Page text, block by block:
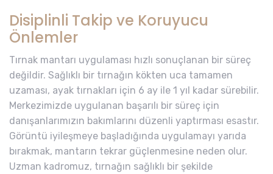
Disiplinli Takip ve Koruyucu
Önlemler
Tırnak mantarı uygulaması hızlı sonuçlanan bir süreç
değildir. Sağlıklı bir tırnağın kökten uca tamamen
uzaması, ayak tırnakları için 6 ay ile 1 yıl kadar sürebilir.
Merkezimizde uygulanan başarılı bir süreç için
danışanlarımızın bakımlarını düzenli yaptırması esastır.
Görüntü iyileşmeye başladığında uygulamayı yarıda
bırakmak, mantarın tekrar güçlenmesine neden olur.
Uzman kadromuz, tırnağın sağlıklı bir şekilde